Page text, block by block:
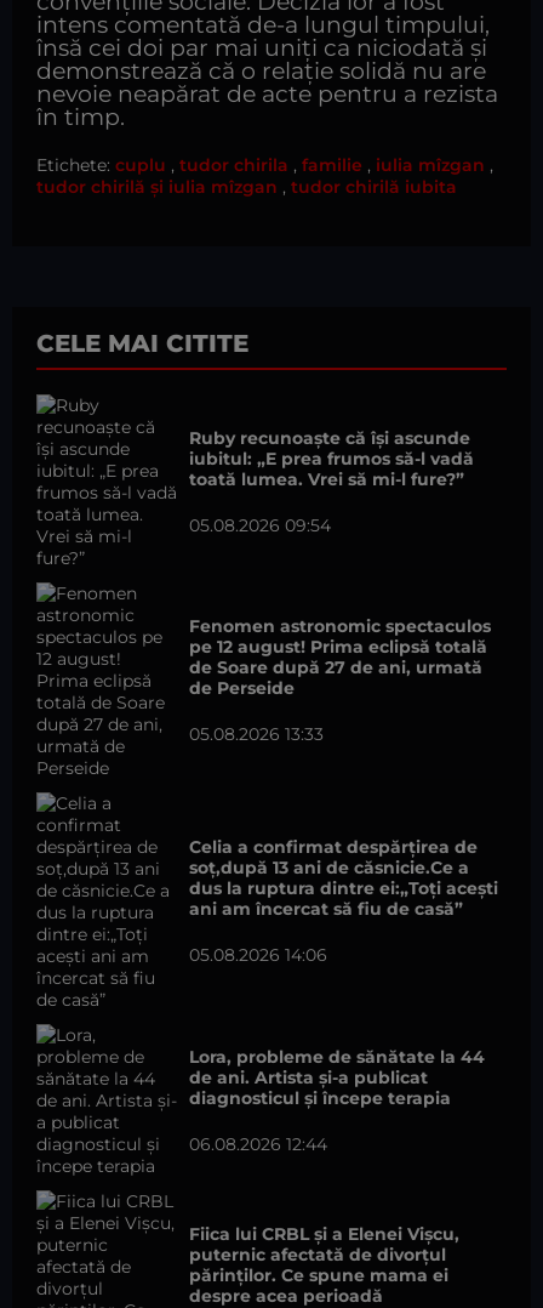
intens comentată de-a lungul timpului,
însă cei doi par mai uniți ca niciodată și
demonstrează că o relație solidă nu are
nevoie neapărat de acte pentru a rezista
în timp.
Etichete: cuplu , tudor chirila , familie , iulia mîzgan ,
tudor chirilă și iulia mîzgan , tudor chirilă iubita
CELE MAI CITITE
Ruby recunoaște că își ascunde
iubitul: „E prea frumos să-l vadă
toată lumea. Vrei să mi-l fure?”
05.08.2026 09:54
Fenomen astronomic spectaculos
pe 12 august! Prima eclipsă totală
de Soare după 27 de ani, urmată
de Perseide
05.08.2026 13:33
Celia a confirmat despărțirea de
soț,după 13 ani de căsnicie.Ce a
dus la ruptura dintre ei:„Toți acești
ani am încercat să fiu de casă”
05.08.2026 14:06
Lora, probleme de sănătate la 44
de ani. Artista și-a publicat
diagnosticul și începe terapia
06.08.2026 12:44
Fiica lui CRBL și a Elenei Vișcu,
puternic afectată de divorțul
părinților. Ce spune mama ei
despre acea perioadă